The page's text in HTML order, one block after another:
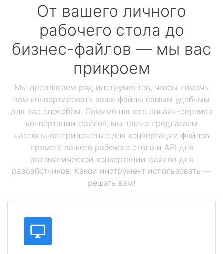
От вашего личного
рабочего стола до
бизнес-файлов — мы вас
прикроем
Мы предлагаем ряд инструментов, чтобы помочь
вам конвертировать ваши файлы самым удобным
для вас способом. Помимо нашего онлайн-сервиса
конвертации файлов, мы также предлагаем
настольное приложение для конвертации файлов
прямо с вашего рабочего стола и API для
автоматической конвертации файлов для
разработчиков. Какой инструмент использовать —
решать вам!